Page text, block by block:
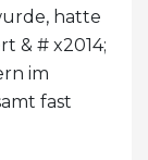
hatte
& # x2014;
im
fast